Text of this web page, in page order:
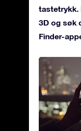
tastetrykk.
3D og søk
Finder-